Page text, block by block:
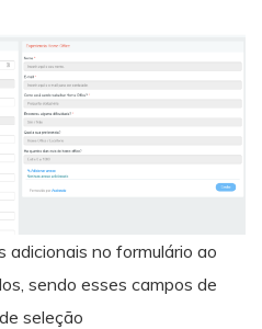
adicionais no formulário ao
sendo esses campos de
seleção